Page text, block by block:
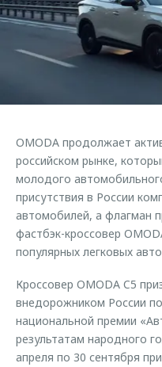
Страхование
Кредитный калькулятор
Аксессуары
Запчасти
Трейд-ин
Калькулятор трейд-ин
Клиентская поддержка
O&J Автоклуб
Клуб владельцев OMODA
Одежда и сувениры
Оригинальные аксессуары
Запчасти
Обратная связь
OMODA продолжает
российском рынке,
молодого
присутствия в России
автомобилей, а флагман
фастбэк-кроссовер
популярных легковых
Кроссовер OMODA C5
внедорожником России
национальной премии
результатам народного
апреля по 30 сентября